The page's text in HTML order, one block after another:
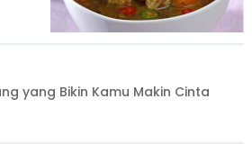
yang Bikin Kamu Makin Cinta